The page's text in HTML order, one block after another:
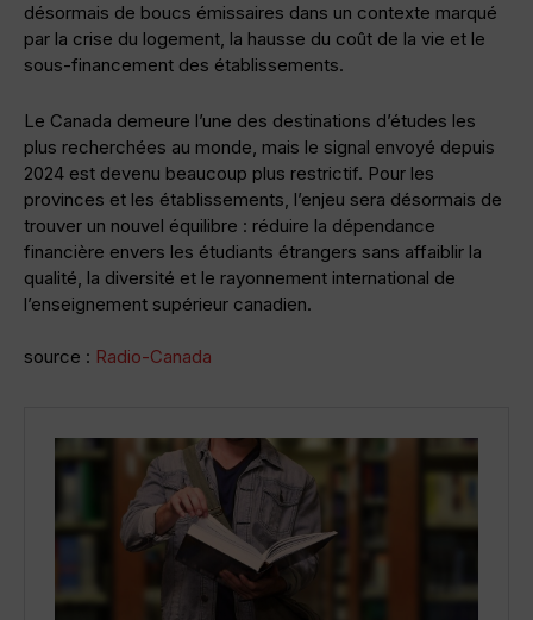
désormais de boucs émissaires dans un contexte marqué
par la crise du logement, la hausse du coût de la vie et le
sous-financement des établissements.
Le Canada demeure l’une des destinations d’études les
plus recherchées au monde, mais le signal envoyé depuis
2024 est devenu beaucoup plus restrictif. Pour les
provinces et les établissements, l’enjeu sera désormais de
trouver un nouvel équilibre : réduire la dépendance
financière envers les étudiants étrangers sans affaiblir la
qualité, la diversité et le rayonnement international de
l’enseignement supérieur canadien.
source : Radio-Canada